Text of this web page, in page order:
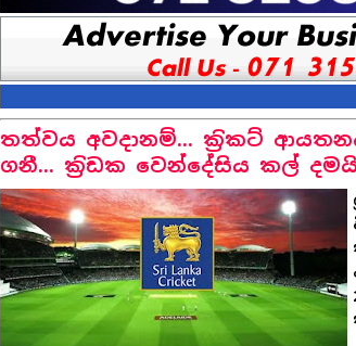
තත්වය අවදානම්... ක‍්‍රිකට්
ගනී... ක‍්‍රිඩක වෙන්දේසිය කල්